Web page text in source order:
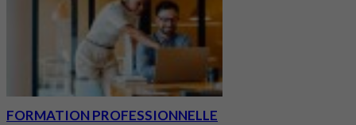
FORMATION PROFESSIONNELLE